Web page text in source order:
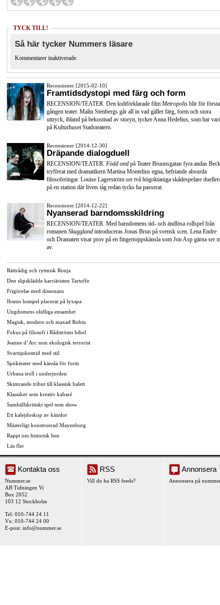
TYCK TILL!
Så här tycker Nummers läsare
Kommentarer inaktiverade.
Recensioner [2015-02-10]
Framtidsdystopi med färg och form
RECENSION/TEATER. Den kultförklarade film Metropolis blir för första
gången teater. Malin Stenbergs går all in vad gäller färg, form och stora
uttryck, ibland på bekostnad av storyn, tycker Anna Hedelius, som har
på Kulturhuset Stadsteatern.
Recensioner [2014-12-30]
Dräpande dialogduell
RECENSION/TEATER. Född ond på Teater Brunnsgatan fyra andas
tryfferat med dramatikern Martina Montelius egna, befriande absurda
filosoferingar. Louise Lagerström ser två högoktaniga skådespelare
på en station där livets tåg redan tycks ha passerat.
Recensioner [2014-12-22]
Nyanserad barndomsskildring
RECENSION/TEATER. Med barndomens tid- och ändlösa rollspel från
romanen Skuggland introduceras Jonas Brun på svensk scen. Lena Endre
och Dramaten visar prov på en fingertoppskänsla som Jon Asp gärna ser
av.
Rättrådig och rytmisk Ronja
Den slipsklädde karriäristen Tartuffe
Frigörelse med dissonans
Ibsens lustspel placerat på lyxspa
Ungdomens olidliga ensamhet
Magisk, modern och maxad Robin
Fokus på filosofi i Rådströms bibel
Jeanne d’Arc som ekologisk terrorist
Svartsjukestrid med stil
Spökteater med känsla för form
Urbana troll i underjorden
Skimrande tribut till klassisk balett
Klassiker som kreativ kabaré
Samhällskritiskt spel som show
Ett kalejdoskop av känslor
Mästerligt konstruerad Mayenburg
Rappt om historisk hen
Läs fler
Kontakta oss
Nummer.se
AB Tidningen Vi
Box 2052
103 12 Stockholm
Tel: 010-744 24 11
Vx: 010-744 24 00
E-post: info@nummer.se
RSS
Vill du ha RSS feeds?
Annonsera
Annonsera på